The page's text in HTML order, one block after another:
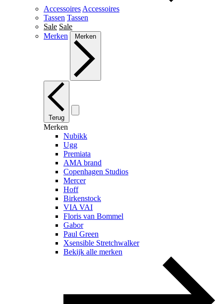
Accessoires Accessoires
Tassen Tassen
Sale Sale
Merken
Merken
Terug
Merken
Nubikk
Ugg
Premiata
AMA brand
Copenhagen Studios
Mercer
Hoff
Birkenstock
VIA VAI
Floris van Bommel
Gabor
Paul Green
Xsensible Stretchwalker
Bekijk alle merken